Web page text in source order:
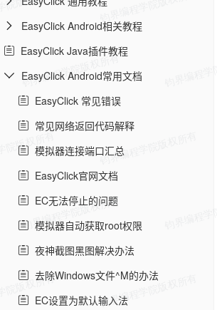
EasyClick Android相关教程
EasyClick Java插件教程
EasyClick Android常用文档
EasyClick 常见错误
常见网络返回代码解释
模拟器连接端口汇总
EasyClick官网文档
EC无法停止的问题
模拟器自动获取root权限
夜神截图黑图解决办法
去除Windows文件^M的办法
EC设置为默认输入法